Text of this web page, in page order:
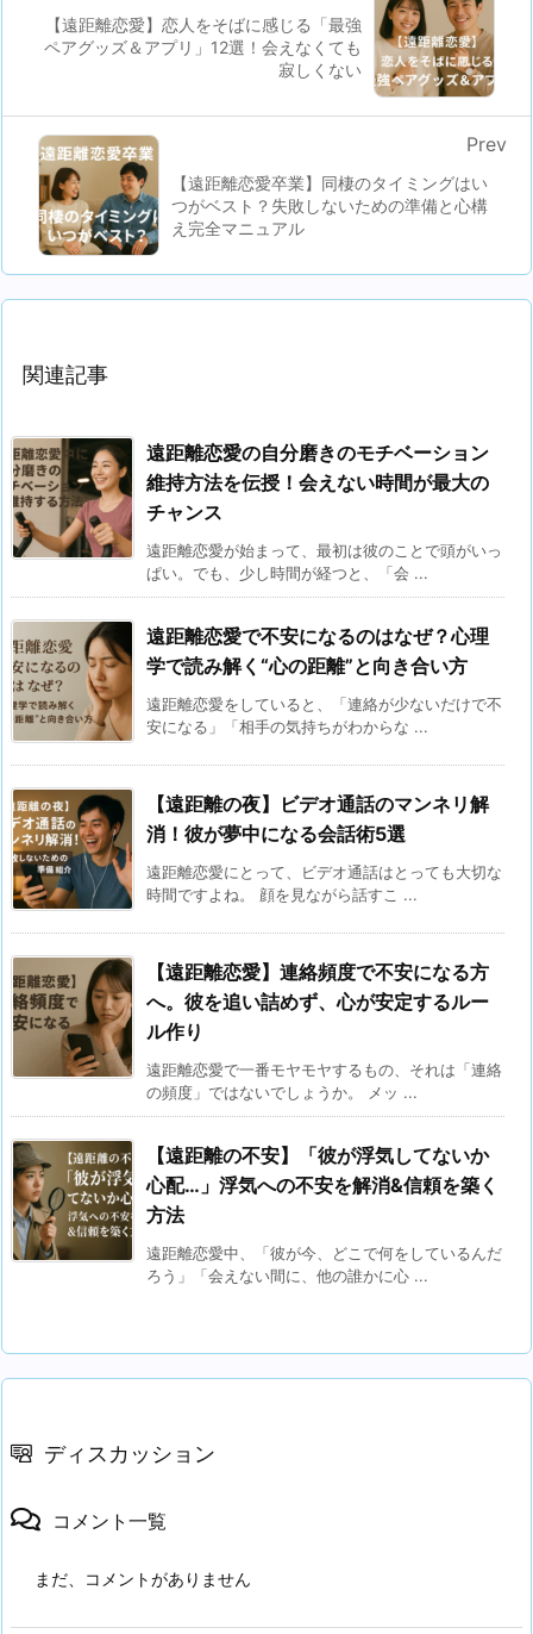
【遠距離恋愛】恋人をそばに感じる「最強
ペアグッズ＆アプリ」12選！会えなくても
寂しくない
【遠距離恋愛卒業】同棲のタイミングはい
つがベスト？失敗しないための準備と心構
え完全マニュアル
Prev
関連記事
遠距離恋愛の自分磨きのモチベーション
維持方法を伝授！会えない時間が最大の
チャンス
遠距離恋愛が始まって、最初は彼のことで頭がいっ
ぱい。でも、少し時間が経つと、「会 ...
遠距離恋愛で不安になるのはなぜ？心理
学で読み解く“心の距離”と向き合い方
遠距離恋愛をしていると、「連絡が少ないだけで不
安になる」「相手の気持ちがわからな ...
【遠距離の夜】ビデオ通話のマンネリ解
消！彼が夢中になる会話術5選
遠距離恋愛にとって、ビデオ通話はとっても大切な
時間ですよね。 顔を見ながら話すこ ...
【遠距離恋愛】連絡頻度で不安になる方
へ。彼を追い詰めず、心が安定するルー
ル作り
遠距離恋愛で一番モヤモヤするもの、それは「連絡
の頻度」ではないでしょうか。 メッ ...
【遠距離の不安】「彼が浮気してないか
心配…」浮気への不安を解消&信頼を築く
方法
遠距離恋愛中、「彼が今、どこで何をしているんだ
ろう」「会えない間に、他の誰かに心 ...
ディスカッション
コメント一覧
まだ、コメントがありません